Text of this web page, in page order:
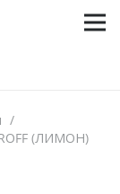
/
(ЛИМОН)